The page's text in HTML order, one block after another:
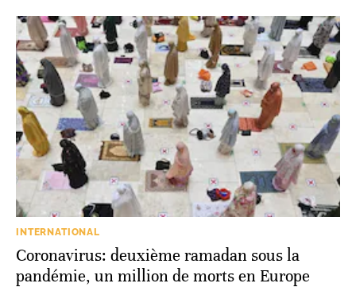
INTERNATIONAL
Coronavirus: deuxième ramadan sous la
pandémie, un million de morts en Europe